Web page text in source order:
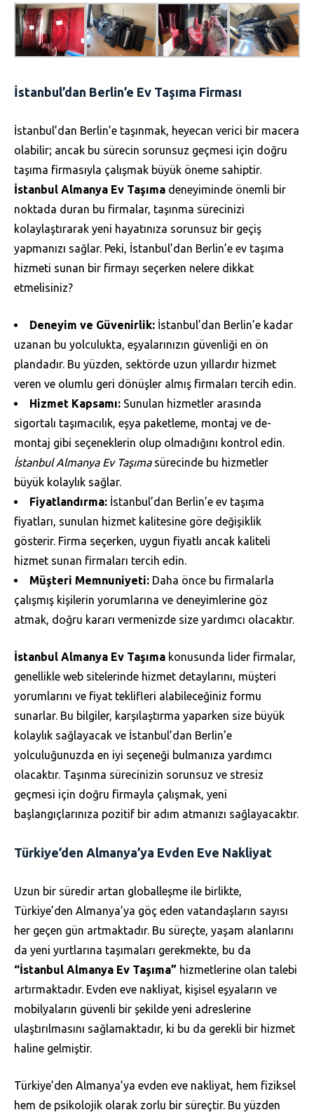
İstanbul’dan Berlin’e Ev Taşıma Firması
İstanbul’dan Berlin’e taşınmak, heyecan verici bir macera
olabilir; ancak bu sürecin sorunsuz geçmesi için doğru
taşıma firmasıyla çalışmak büyük öneme sahiptir.
İstanbul Almanya Ev Taşıma deneyiminde önemli bir
noktada duran bu firmalar, taşınma sürecinizi
kolaylaştırarak yeni hayatınıza sorunsuz bir geçiş
yapmanızı sağlar. Peki, İstanbul’dan Berlin’e ev taşıma
hizmeti sunan bir firmayı seçerken nelere dikkat
etmelisiniz?
Deneyim ve Güvenirlik: İstanbul’dan Berlin’e kadar
uzanan bu yolculukta, eşyalarınızın güvenliği en ön
plandadır. Bu yüzden, sektörde uzun yıllardır hizmet
veren ve olumlu geri dönüşler almış firmaları tercih edin.
Hizmet Kapsamı: Sunulan hizmetler arasında
sigortalı taşımacılık, eşya paketleme, montaj ve de-
montaj gibi seçeneklerin olup olmadığını kontrol edin.
İstanbul Almanya Ev Taşımasürecinde bu hizmetler
büyük kolaylık sağlar.
Fiyatlandırma: İstanbul’dan Berlin’e ev taşıma
fiyatları, sunulan hizmet kalitesine göre değişiklik
gösterir. Firma seçerken, uygun fiyatlı ancak kaliteli
hizmet sunan firmaları tercih edin.
Müşteri Memnuniyeti: Daha önce bu firmalarla
çalışmış kişilerin yorumlarına ve deneyimlerine göz
atmak, doğru kararı vermenizde size yardımcı olacaktır.
İstanbul Almanya Ev Taşıma konusunda lider firmalar,
genellikle web sitelerinde hizmet detaylarını, müşteri
yorumlarını ve fiyat teklifleri alabileceğiniz formu
sunarlar. Bu bilgiler, karşılaştırma yaparken size büyük
kolaylık sağlayacak ve İstanbul’dan Berlin’e
yolculuğunuzda en iyi seçeneği bulmanıza yardımcı
olacaktır. Taşınma sürecinizin sorunsuz ve stresiz
geçmesi için doğru firmayla çalışmak, yeni
başlangıçlarınıza pozitif bir adım atmanızı sağlayacaktır.
Türkiye’den Almanya’ya Evden Eve Nakliyat
Uzun bir süredir artan globalleşme ile birlikte,
Türkiye’den Almanya’ya göç eden vatandaşların sayısı
her geçen gün artmaktadır. Bu süreçte, yaşam alanlarını
da yeni yurtlarına taşımaları gerekmekte, bu da
“İstanbul Almanya Ev Taşıma” hizmetlerine olan talebi
artırmaktadır. Evden eve nakliyat, kişisel eşyaların ve
mobilyaların güvenli bir şekilde yeni adreslerine
ulaştırılmasını sağlamaktadır, ki bu da gerekli bir hizmet
haline gelmiştir.
Türkiye’den Almanya’ya evden eve nakliyat, hem fiziksel
hem de psikolojik olarak zorlu bir süreçtir. Bu yüzden